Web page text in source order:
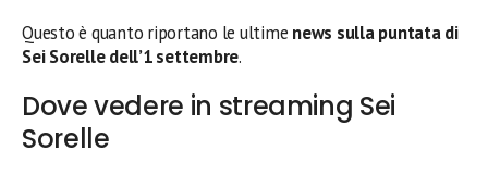
Questo è quanto riportano le ultime news sulla puntata di
Sei Sorelle dell’1 settembre.
Dove vedere in streaming Sei
Sorelle